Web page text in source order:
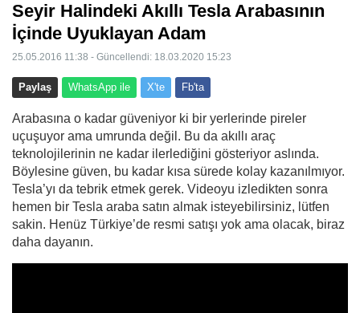
Seyir Halindeki Akıllı Tesla Arabasının
İçinde Uyuklayan Adam
25.05.2016 11:38 - Güncellendi: 18.03.2020 15:23
Paylaş WhatsApp ile X'te Fb'ta
Arabasına o kadar güveniyor ki bir yerlerinde pireler
uçuşuyor ama umrunda değil. Bu da akıllı araç
teknolojilerinin ne kadar ilerlediğini gösteriyor aslında.
Böylesine güven, bu kadar kısa sürede kolay kazanılmıyor.
Tesla’yı da tebrik etmek gerek. Videoyu izledikten sonra
hemen bir Tesla araba satın almak isteyebilirsiniz, lütfen
sakin. Henüz Türkiye’de resmi satışı yok ama olacak, biraz
daha dayanın.